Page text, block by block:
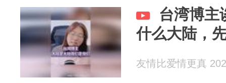
台湾博主
什么大陆，
友情比爱情更真